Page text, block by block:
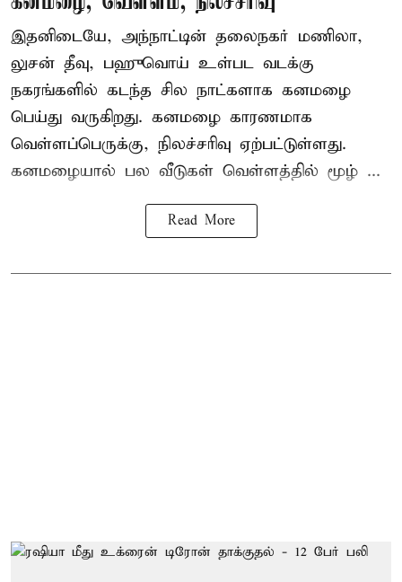
இதனிடையே, அந்நாட்டின் தலைநகர் மணிலா,
லுசன் தீவு, பஹுவொய் உள்பட வடக்கு
நகரங்களில் கடந்த சில நாட்களாக கனமழை
பெய்து வருகிறது. கனமழை காரணமாக
வெள்ளப்பெருக்கு, நிலச்சரிவு ஏற்பட்டுள்ளது.
கனமழையால் பல வீடுகள் வெள்ளத்தில் மூழ் ...
Read More